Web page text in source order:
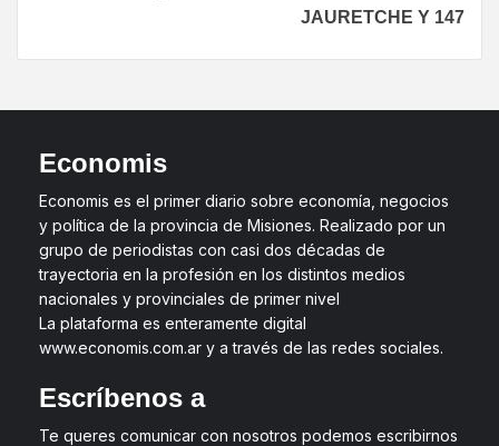
JAURETCHE Y 147
Economis
Economis es el primer diario sobre economía, negocios
y política de la provincia de Misiones. Realizado por un
grupo de periodistas con casi dos décadas de
trayectoria en la profesión en los distintos medios
nacionales y provinciales de primer nivel
La plataforma es enteramente digital
www.economis.com.ar y a través de las redes sociales.
Escríbenos a
Te queres comunicar con nosotros podemos escribirnos